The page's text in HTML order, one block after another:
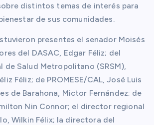
distintos temas de interés para
de sus comunidades.
presentes el senador Moisés
del DASAC, Edgar Féliz; del
de Salud Metropolitano (SRSM),
Féliz; de PROMESE/CAL, José Luis
de Barahona, Mictor Fernández; de
Nin Connor; el director regional
Wilkin Félix; la directora del